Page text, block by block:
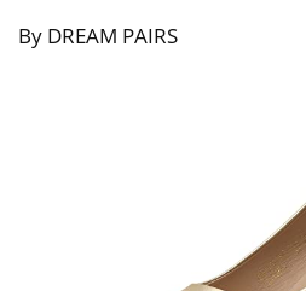
By DREAM PAIRS